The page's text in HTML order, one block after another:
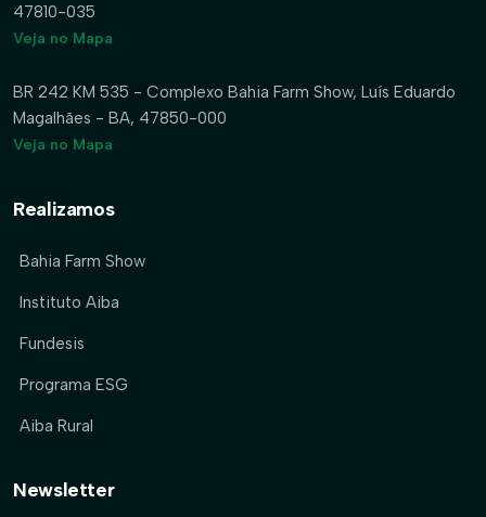
47810-035
Veja no Mapa
BR 242 KM 535 - Complexo Bahia Farm Show, Luís Eduardo
Magalhães - BA, 47850-000
Veja no Mapa
Realizamos
Bahia Farm Show
Instituto Aiba
Fundesis
Programa ESG
Aiba Rural
Newsletter